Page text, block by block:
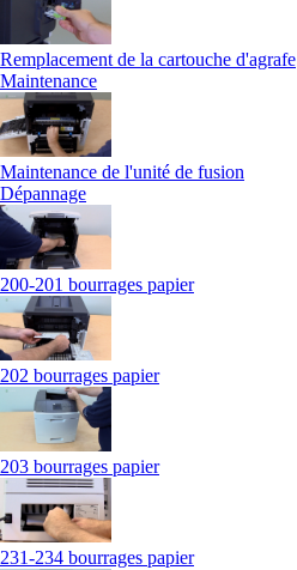
Remplacement de la cartouche d'agrafe
Maintenance
Maintenance de l'unité de fusion
Dépannage
200-201 bourrages papier
202 bourrages papier
203 bourrages papier
231-234 bourrages papier